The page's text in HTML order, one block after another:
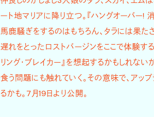
ート地マリアに降り立つ。『ハングオーバー!
馬鹿騒ぎをするのはもちろん、タラには果
遅れをとったロストバージンをここで体験す
リング・ブレイカー』を想起するかもしれな
食う問題にも触れていく。その意味で、アップ
るかも。7月19日より公開。